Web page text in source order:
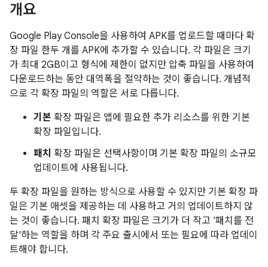
개요
Google Play Console을 사용하여 APK를 업로드할 때마다 확
장 파일 한두 개를 APK에 추가할 수 있습니다. 각 파일은 크기
가 최대 2GB이고 형식에 제한이 없지만 압축 파일을 사용하여
다운로드하는 동안 대역폭을 절약하는 것이 좋습니다. 개념적
으로 각 확장 파일의 역할은 서로 다릅니다.
기본 확장 파일은 앱에 필요한 추가 리소스를 위한 기본
확장 파일입니다.
패치 확장 파일은 선택사항이며 기본 확장 파일의 소규모
업데이트에 사용됩니다.
두 확장 파일을 원하는 방식으로 사용할 수 있지만 기본 확장 파
일은 기본 애셋을 제공하는 데 사용하고 거의 업데이트하지 않
는 것이 좋습니다. 패치 확장 파일은 크기가 더 작고 '패치를 전
달'하는 역할을 하며 각 주요 출시에서 또는 필요에 따라 업데이
트해야 합니다.